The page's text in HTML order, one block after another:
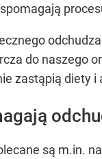
do naszego
zastąpią diety
są m.in.